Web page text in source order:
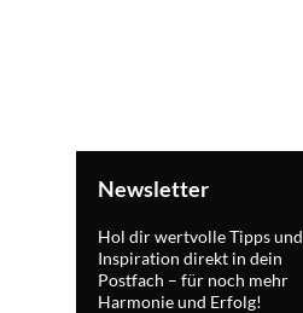
Newsletter
Hol dir wertvolle Tipps und
Inspiration direkt in dein
Postfach – für noch mehr
Harmonie und Erfolg!